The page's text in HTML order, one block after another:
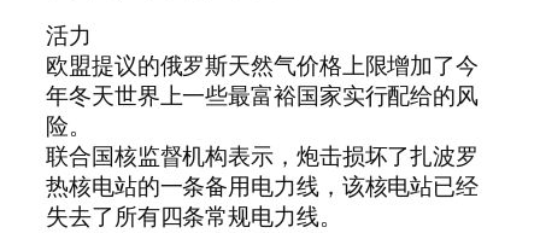
活力
欧盟提议的俄罗斯天然气价格上限增加了今
年冬天世界上一些最富裕国家实行配给的风
险。
联合国核监督机构表示，炮击损坏了扎波罗
热核电站的一条备用电力线，该核电站已经
失去了所有四条常规电力线。